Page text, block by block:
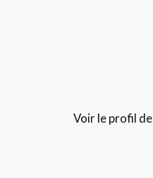
Voir le profil de